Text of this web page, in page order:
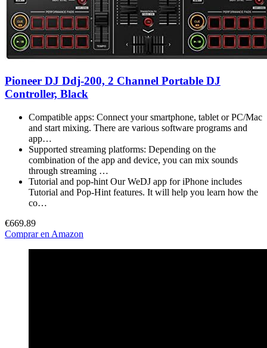
Pioneer DJ Ddj-200, 2 Channel Portable DJ
Controller, Black
Compatible apps: Connect your smartphone, tablet or PC/Mac
and start mixing. There are various software programs and
app…
Supported streaming platforms: Depending on the
combination of the app and device, you can mix sounds
through streaming …
Tutorial and pop-hint Our WeDJ app for iPhone includes
Tutorial and Pop-Hint features. It will help you learn how the
co…
€669.89
Comprar en Amazon